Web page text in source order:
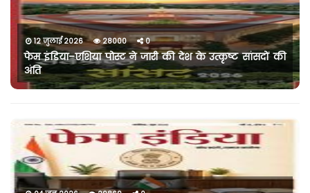
12 जुलाई 2026 28000 0
फेम इंडिया–एशिया पोस्ट ने जारी की देश के उत्कृष्ट सांसदों की
अंति